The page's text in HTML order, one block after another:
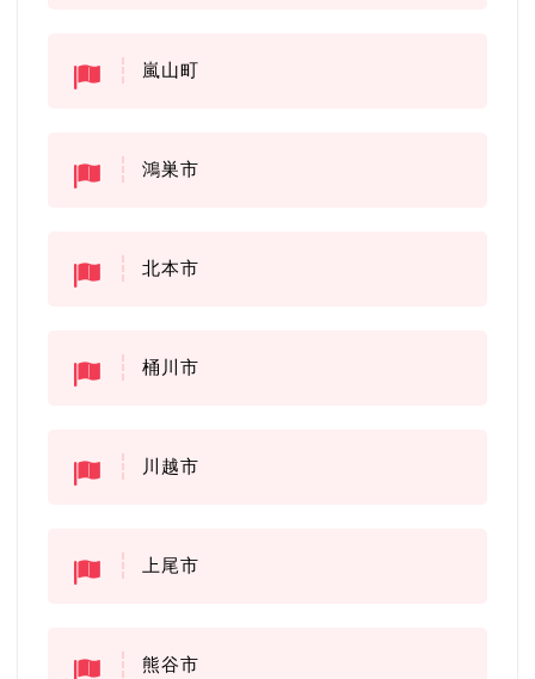
嵐山町
鴻巣市
北本市
桶川市
川越市
上尾市
熊谷市